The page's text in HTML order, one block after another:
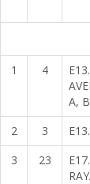
1 4
A,
2 3
3
23